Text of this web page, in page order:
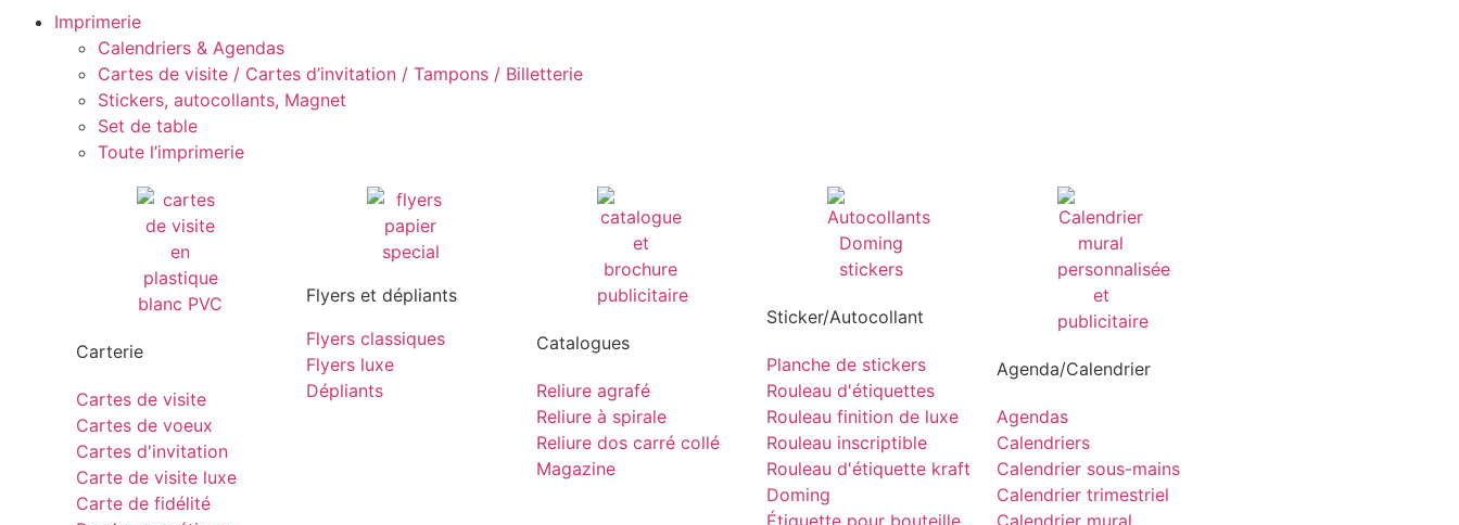
Imprimerie
Calendriers & Agendas
Cartes de visite / Cartes d’invitation / Tampons / Billetterie
Stickers, autocollants, Magnet
Set de table
Toute l’imprimerie
Carterie
Cartes de visite
Cartes de voeux
Cartes d'invitation
Carte de visite luxe
Carte de fidélité
Flyers et dépliants
Flyers classiques
Flyers luxe
Dépliants
Catalogues
Reliure agrafé
Reliure à spirale
Reliure dos carré collé
Magazine
Sticker/Autocollant
Planche de stickers
Rouleau d'étiquettes
Rouleau finition de luxe
Rouleau inscriptible
Rouleau d'étiquette kraft
Doming
Étiquette pour bouteille
Agenda/Calendrier
Agendas
Calendriers
Calendrier sous-mains
Calendrier trimestriel
Calendrier mural